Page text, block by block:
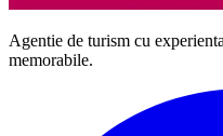
Agentie de turism cu
memorabile.